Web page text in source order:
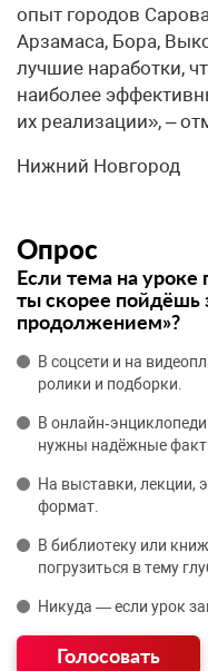
опыт городов
Арзамаса, Бора,
лучшие наработки,
наиболее
их реализации», –
Нижний Новгород
Опрос
Если тема на уроке
ты скорее пойдёшь
продолжением»?
В соцсети и на
ролики и подборки.
В
нужны надёжные
На выставки,
формат.
В библиотеку или
погрузиться в тему
Никуда — если урок